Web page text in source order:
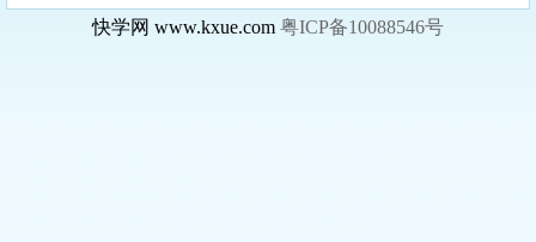
快学网 www.kxue.com 粤ICP备10088546号